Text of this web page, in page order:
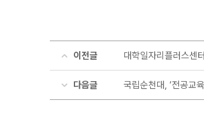
이전글 대학일자리플러스센
다음글 국립순천대, ‘전공교